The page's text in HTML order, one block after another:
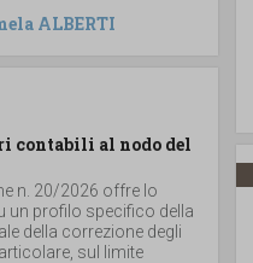
ALBERTI
contabili al nodo del
n. 20/2026 offre lo
un profilo specifico della
della correzione degli
sul limite